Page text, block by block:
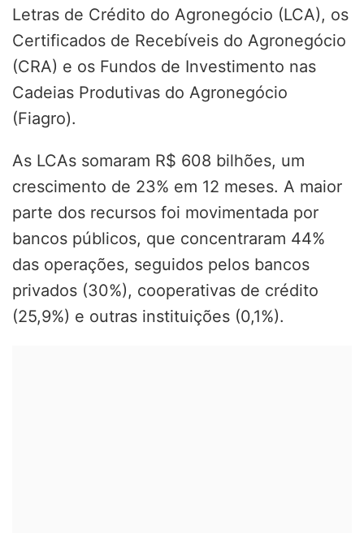
Letras de Crédito do Agronegócio (LCA), os
Certificados de Recebíveis do Agronegócio
(CRA) e os Fundos de Investimento nas
Cadeias Produtivas do Agronegócio
(Fiagro).
As LCAs somaram R$ 608 bilhões, um
crescimento de 23% em 12 meses. A maior
parte dos recursos foi movimentada por
bancos públicos, que concentraram 44%
das operações, seguidos pelos bancos
privados (30%), cooperativas de crédito
(25,9%) e outras instituições (0,1%).